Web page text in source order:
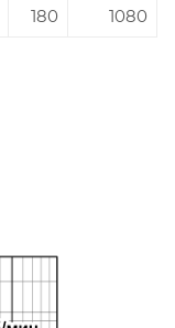
180 1080